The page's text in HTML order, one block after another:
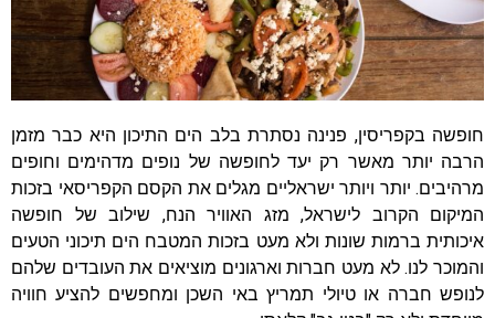
חופשה בקפריסין, פנינה נסתרת בלב הים התיכון היא כבר מזמן
הרבה יותר מאשר רק יעד לחופשה של נופים מדהימים וחופים
מרהיבים. יותר ויותר ישראליים מגלים את הקסם הקפריסאי בזכות
המיקום הקרוב לישראל, מזג האוויר הנח, שילוב של חופשה
איכותית ברמות שונות ולא מעט בזכות המטבח הים תיכוני הטעים
והמוכר לנו. לא מעט חברות וארגונים מוציאים את העובדים שלהם
לנופש חברה או טיולי תמריץ באי השכן ומחפשים להציע חוויה